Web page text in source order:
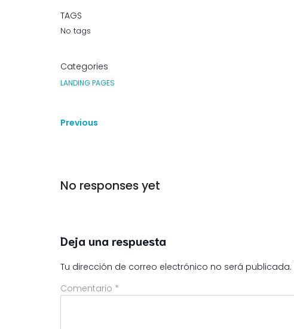
TAGS
No tags
Categories
LANDING PAGES
Previous
No responses yet
Deja una respuesta
Tu dirección de correo electrónico no será publicada.
Comentario *